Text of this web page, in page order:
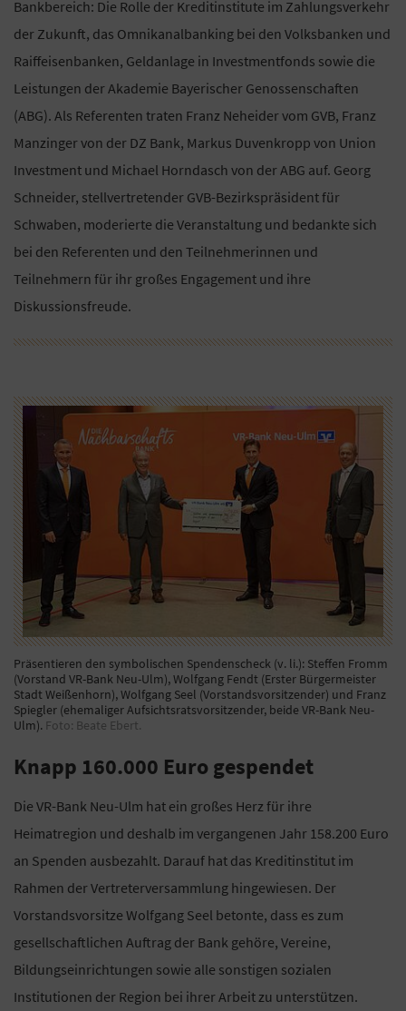
Bankbereich: Die Rolle der Kreditinstitute im Zahlungsverkehr
der Zukunft, das Omnikanalbanking bei den Volksbanken und
Raiffeisenbanken, Geldanlage in Investmentfonds sowie die
Leistungen der Akademie Bayerischer Genossenschaften
(ABG). Als Referenten traten Franz Neheider vom GVB, Franz
Manzinger von der DZ Bank, Markus Duvenkropp von Union
Investment und Michael Horndasch von der ABG auf. Georg
Schneider, stellvertretender GVB-Bezirkspräsident für
Schwaben, moderierte die Veranstaltung und bedankte sich
bei den Referenten und den Teilnehmerinnen und
Teilnehmern für ihr großes Engagement und ihre
Diskussionsfreude.
Präsentieren den symbolischen Spendenscheck (v. li.): Steffen Fromm
(Vorstand VR-Bank Neu-Ulm), Wolfgang Fendt (Erster Bürgermeister
Stadt Weißenhorn), Wolfgang Seel (Vorstandsvorsitzender) und Franz
Spiegler (ehemaliger Aufsichtsratsvorsitzender, beide VR-Bank Neu-
Ulm). Foto: Beate Ebert.
Knapp 160.000 Euro gespendet
Die VR-Bank Neu-Ulm hat ein großes Herz für ihre
Heimatregion und deshalb im vergangenen Jahr 158.200 Euro
an Spenden ausbezahlt. Darauf hat das Kreditinstitut im
Rahmen der Vertreterversammlung hingewiesen. Der
Vorstandsvorsitze Wolfgang Seel betonte, dass es zum
gesellschaftlichen Auftrag der Bank gehöre, Vereine,
Bildungseinrichtungen sowie alle sonstigen sozialen
Institutionen der Region bei ihrer Arbeit zu unterstützen.